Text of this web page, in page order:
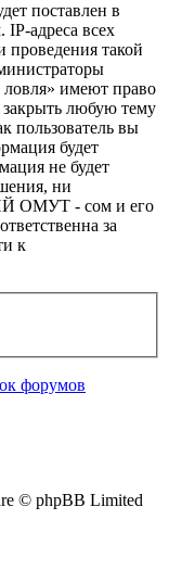
поставлен в
адреса всех
проведения такой
имеют право
закрыть любую тему
пользователь вы
будет
не будет
ни
ОМУТ - сом и его
за
к
форумов
© phpBB Limited